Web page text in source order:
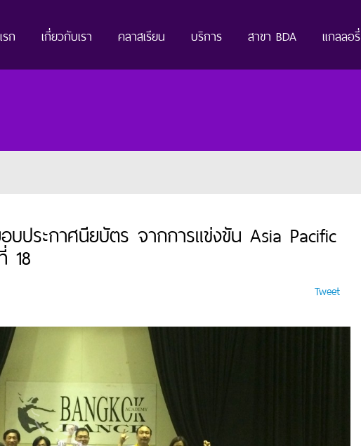
ก เกี่ยวกับเรา คลาสเรียน บริการ สาขา BDA แกลลอรี่
บประกาศนียบัตร จากการแข่งขัน Asia Pacific
18
Tweet